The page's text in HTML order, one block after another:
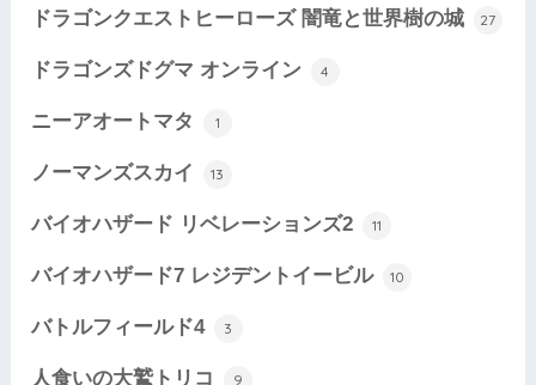
ドラゴンクエストヒーローズ 闇竜と世界樹の城 27
ドラゴンズドグマ オンライン 4
ニーアオートマタ 1
ノーマンズスカイ 13
バイオハザード リベレーションズ2 11
バイオハザード7 レジデントイービル 10
バトルフィールド4 3
人食いの大鷲トリコ 9